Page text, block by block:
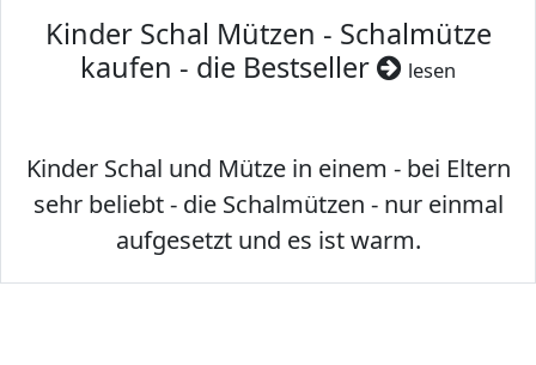
Kinder Schal Mützen - Schalmütze
kaufen - die Bestseller
lesen
Kinder Schal und Mütze in einem - bei Eltern
sehr beliebt - die Schalmützen - nur einmal
aufgesetzt und es ist warm.